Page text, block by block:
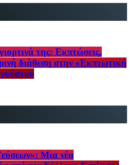
της: Εκπτώσεις,
διάθεση στην «Εκπτωτική
Μια νέα